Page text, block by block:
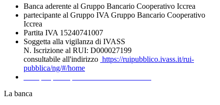
Banca aderente al Gruppo Bancario Cooperativo Iccrea
partecipante al Gruppo IVA Gruppo Bancario Cooperativo
Iccrea
Partita IVA 15240741007
Soggetta alla vigilanza di IVASS
N. Iscrizione al RUI: D000027199
consultabile all'indirizzo https://ruipubblico.ivass.it/rui-
pubblica/ng/#/home
La banca